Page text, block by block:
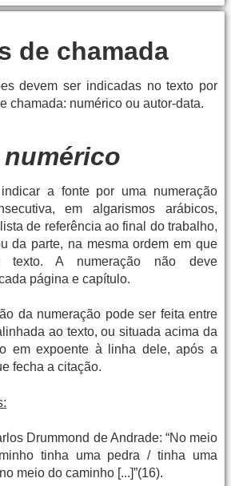
de chamada
devem ser indicadas no texto por
chamada: numérico ou autor-data.
a fonte por uma numeração
em algarismos arábicos,
de referência ao final do trabalho,
da parte, na mesma ordem em que
texto. A numeração não deve
página e capítulo.
da numeração pode ser feita entre
ao texto, ou situada acima da
em expoente à linha dele, após a
fecha a citação.
Drummond de Andrade: “No meio
tinha uma pedra / tinha uma
meio do caminho [...]”(16).